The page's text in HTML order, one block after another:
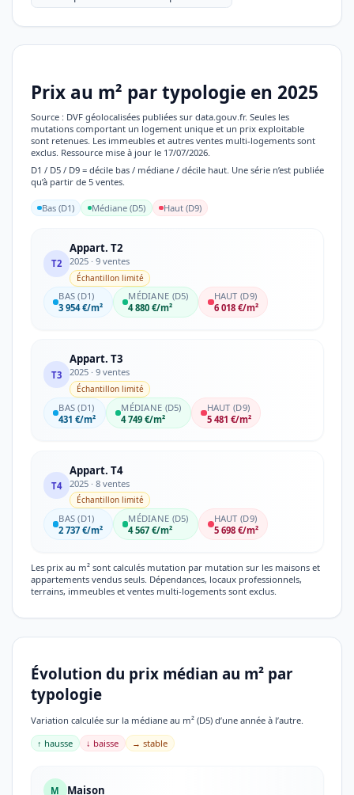
Prix au m² par typologie en 2025
Source : DVF géolocalisées publiées sur data.gouv.fr. Seules les
mutations comportant un logement unique et un prix exploitable
sont retenues. Les immeubles et autres ventes multi-logements sont
exclus. Ressource mise à jour le 17/07/2026.
D1 / D5 / D9 = décile bas / médiane / décile haut. Une série n’est publiée
qu’à partir de 5 ventes.
Bas (D1) Médiane (D5) Haut (D9)
T2
Appart. T2
2025 · 9 ventes
Échantillon limité
BAS (D1)
3 954 €/m²
MÉDIANE (D5)
4 880 €/m²
HAUT (D9)
6 018 €/m²
T3
Appart. T3
2025 · 9 ventes
Échantillon limité
BAS (D1)
431 €/m²
MÉDIANE (D5)
4 749 €/m²
HAUT (D9)
5 481 €/m²
T4
Appart. T4
2025 · 8 ventes
Échantillon limité
BAS (D1)
2 737 €/m²
MÉDIANE (D5)
4 567 €/m²
HAUT (D9)
5 698 €/m²
Les prix au m² sont calculés mutation par mutation sur les maisons et
appartements vendus seuls. Dépendances, locaux professionnels,
terrains, immeubles et ventes multi-logements sont exclus.
Évolution du prix médian au m² par
typologie
Variation calculée sur la médiane au m² (D5) d’une année à l’autre.
↑ hausse
↓ baisse → stable
M Maison